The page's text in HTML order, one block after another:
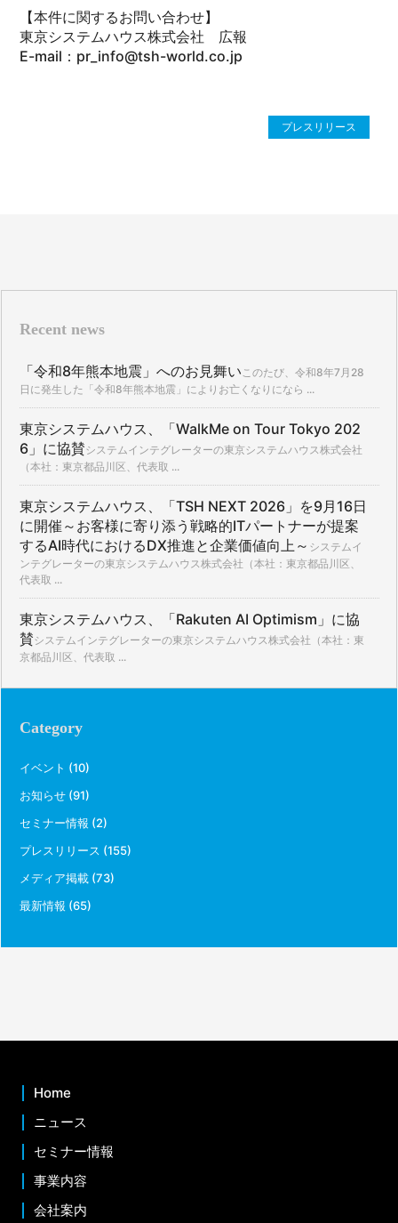
【本件に関するお問い合わせ】
東京システムハウス株式会社 広報
E-mail：pr_info@tsh-world.co.jp
プレスリリース
Recent news
「令和8年熊本地震」へのお見舞い このたび、令和8年7月28
日に発生した「令和8年熊本地震」によりお亡くなりになら ...
東京システムハウス、「WalkMe on Tour Tokyo 202
6」に協賛システムインテグレーターの東京システムハウス株式会社
（本社：東京都品川区、代表取 ...
東京システムハウス、「TSH NEXT 2026」を9月16日
に開催～お客様に寄り添う戦略的ITパートナーが提案
するAI時代におけるDX推進と企業価値向上～ システムイ
ンテグレーターの東京システムハウス株式会社（本社：東京都品川区、
代表取 ...
東京システムハウス、「Rakuten AI Optimism」に協
賛システムインテグレーターの東京システムハウス株式会社（本社：東
京都品川区、代表取 ...
Category
イベント (10)
お知らせ(91)
セミナー情報 (2)
プレスリリース (155)
メディア掲載(73)
最新情報 (65)
Home
ニュース
セミナー情報
事業内容
会社案内